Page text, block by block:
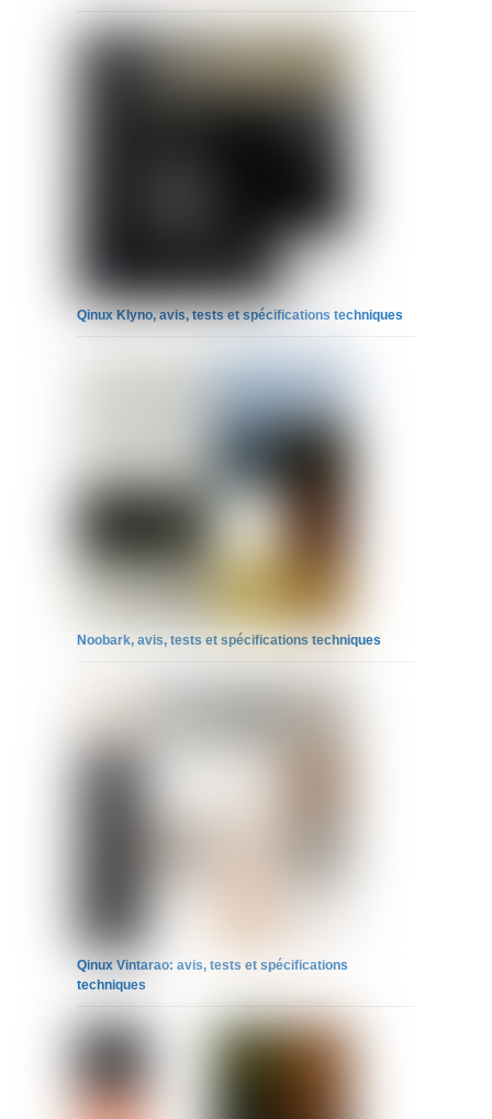
Qinux Klyno, avis, tests et spécifications techniques
Noobark, avis, tests et spécifications techniques
Qinux Vintarao: avis, tests et spécifications
techniques